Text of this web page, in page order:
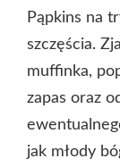
Pąpkins na
szczęścia.
muffinka,
zapas oraz
jak młody